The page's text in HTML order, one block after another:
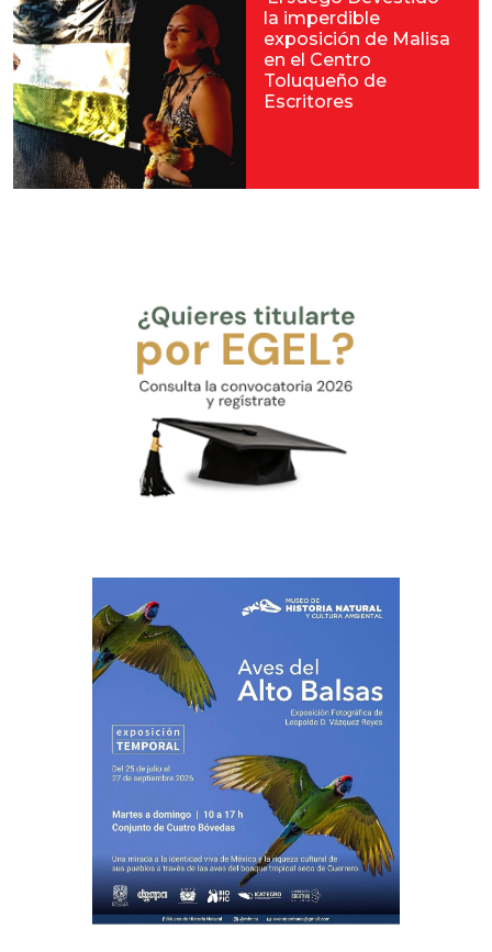
la imperdible
exposición de Malisa
en el Centro
Toluqueño de
Escritores